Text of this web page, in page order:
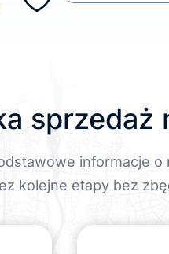
sprzedaż
informacje
kolejne etapy bez